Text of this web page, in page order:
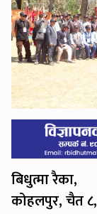
बिधुत्मा रैका,
कोहलपुर, चैत ८,